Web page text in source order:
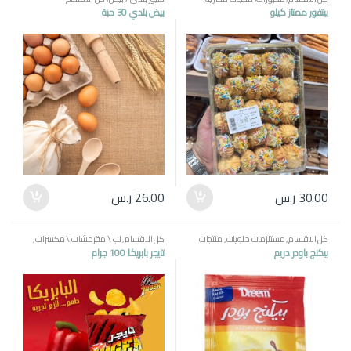
بيتفور ممتاز كيلو
30.00 ر.س
بيض بلدي 30 حبة
26.00 ر.س
كل الاقسام,مستلزمات حلويات,منتجات
مصرية
بيكنج باودر دريم
كل الاقسام,لب \ مقرمشات \ مكسرات,
منتجات مصرية
تايجر بابريكا 100 جرام